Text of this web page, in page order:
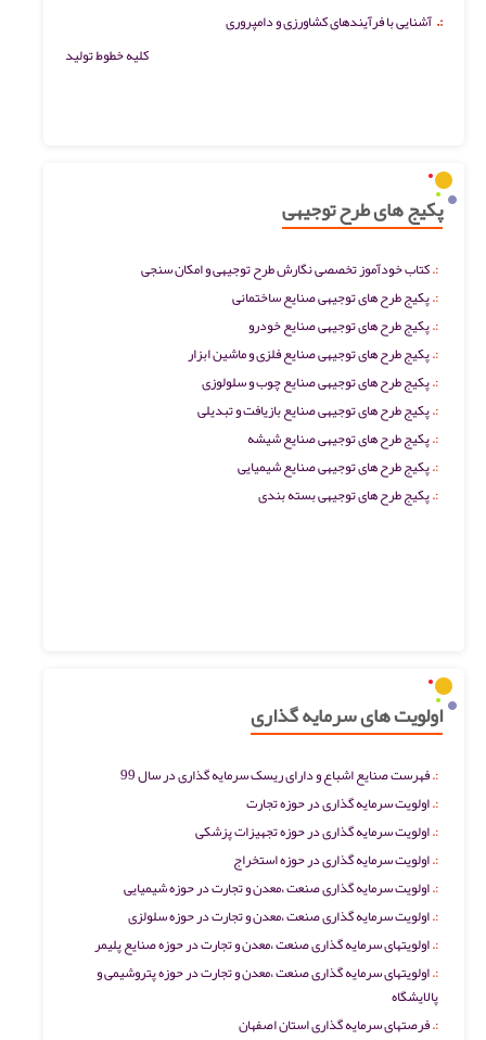
:. آشنایی با فرآیندهای کشاورزی و دامپروری
کلیه خطوط تولید
پکیج های طرح توجیهی
کتاب خودآموز تخصصی نگارش طرح توجیهی و امکان سنجی
پکیج طرح های توجیهی صنایع ساختمانی
پکیج طرح های توجیهی صنایع خودرو
پکیج طرح های توجیهی صنایع فلزی و ماشین ابزار
پکیج طرح های توجیهی صنایع چوب و سلولوزی
پکیج طرح های توجیهی صنایع بازیافت و تبدیلی
پکیج طرح های توجیهی صنایع شیشه
پکیج طرح های توجیهی صنایع شیمیایی
پکیج طرح های توجیهی بسته بندی
اولویت های سرمایه گذاری
فهرست صنایع اشباع و دارای ریسک سرمایه گذاری در سال 99
اولویت سرمایه گذاری در حوزه تجارت
اولویت سرمایه گذاری در حوزه تجهیزات پزشکی
اولویت سرمایه گذاری در حوزه استخراج
اولویت سرمایه گذاری صنعت ،معدن و تجارت در حوزه شیمیایی
اولویت سرمایه گذاری صنعت ،معدن و تجارت در حوزه سلولزی
اولویتهای سرمایه گذاری صنعت ،معدن و تجارت در حوزه صنایع پلیمر
اولویتهای سرمایه گذاری صنعت ،معدن و تجارت در حوزه پتروشیمی و
پالایشگاه
فرصتهای سرمایه گذاری استان اصفهان